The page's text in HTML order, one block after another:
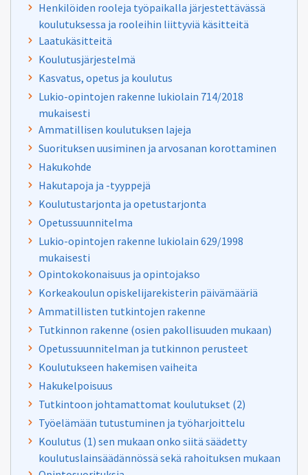
Henkilöiden rooleja työpaikalla järjestettävässä
koulutuksessa ja rooleihin liittyviä käsitteitä
Laatukäsitteitä
Koulutusjärjestelmä
Kasvatus, opetus ja koulutus
Lukio-opintojen rakenne lukiolain 714/2018
mukaisesti
Ammatillisen koulutuksen lajeja
Suorituksen uusiminen ja arvosanan korottaminen
Hakukohde
Hakutapoja ja -tyyppejä
Koulutustarjonta ja opetustarjonta
Opetussuunnitelma
Lukio-opintojen rakenne lukiolain 629/1998
mukaisesti
Opintokokonaisuus ja opintojakso
Korkeakoulun opiskelijarekisterin päivämääriä
Ammatillisten tutkintojen rakenne
Tutkinnon rakenne (osien pakollisuuden mukaan)
Opetussuunnitelman ja tutkinnon perusteet
Koulutukseen hakemisen vaiheita
Hakukelpoisuus
Tutkintoon johtamattomat koulutukset (2)
Työelämään tutustuminen ja työharjoittelu
Koulutus (1) sen mukaan onko siitä säädetty
koulutuslainsäädännössä sekä rahoituksen mukaan